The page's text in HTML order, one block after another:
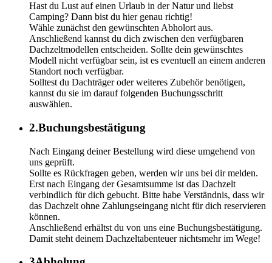
Hast du Lust auf einen Urlaub in der Natur und liebst
Camping? Dann bist du hier genau richtig!
Wähle zunächst den gewünschten Abholort aus.
Anschließend kannst du dich zwischen den verfügbaren
Dachzeltmodellen entscheiden. Sollte dein gewünschtes
Modell nicht verfügbar sein, ist es eventuell an einem anderen
Standort noch verfügbar.
Solltest du Dachträger oder weiteres Zubehör benötigen,
kannst du sie im darauf folgenden Buchungsschritt
auswählen.
2.Buchungsbestätigung
Nach Eingang deiner Bestellung wird diese umgehend von
uns geprüft.
Sollte es Rückfragen geben, werden wir uns bei dir melden.
Erst nach Eingang der Gesamtsumme ist das Dachzelt
verbindlich für dich gebucht. Bitte habe Verständnis, dass wir
das Dachzelt ohne Zahlungseingang nicht für dich reservieren
können.
Anschließend erhältst du von uns eine Buchungsbestätigung.
Damit steht deinem Dachzeltabenteuer nichtsmehr im Wege!